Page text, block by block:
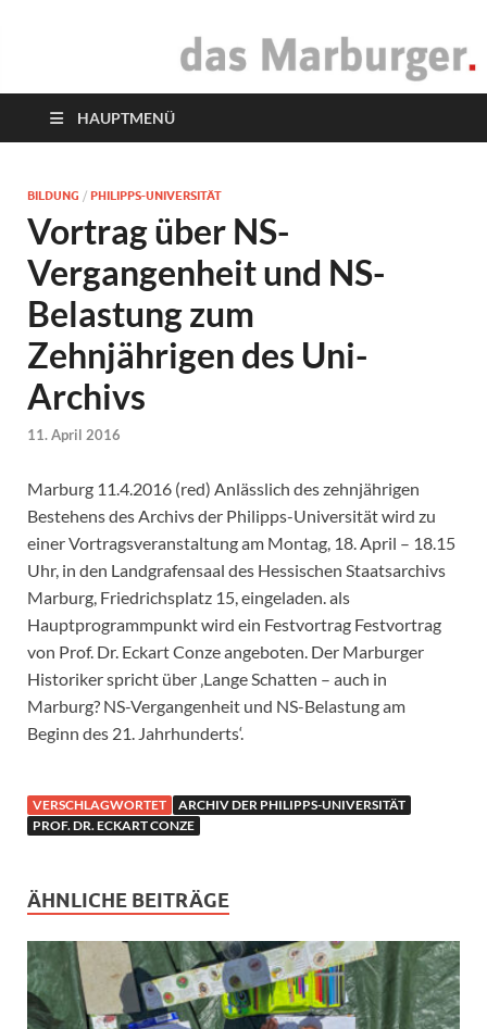
das Marburger.
HAUPTMENÜ
BILDUNG / PHILIPPS-UNIVERSITÄT
Vortrag über NS-
Vergangenheit und NS-
Belastung zum
Zehnjährigen des Uni-
Archivs
11. April 2016
Marburg 11.4.2016 (red) Anlässlich des zehnjährigen
Bestehens des Archivs der Philipps-Universität wird zu
einer Vortragsveranstaltung am Montag, 18. April – 18.15
Uhr, in den Landgrafensaal des Hessischen Staatsarchivs
Marburg, Friedrichsplatz 15, eingeladen. als
Hauptprogrammpunkt wird ein Festvortrag Festvortrag
von Prof. Dr. Eckart Conze angeboten. Der Marburger
Historiker spricht über ‚Lange Schatten – auch in
Marburg? NS-Vergangenheit und NS-Belastung am
Beginn des 21. Jahrhunderts‘.
VERSCHLAGWORTET
ARCHIV DER PHILIPPS-UNIVERSITÄT
PROF. DR. ECKART CONZE
ÄHNLICHE BEITRÄGE